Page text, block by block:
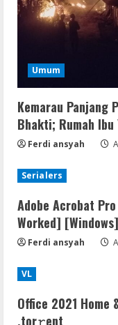
Umum
Kemarau Panjang
Bhakti; Rumah
Ferdi ansyah
Serialers
Adobe Acrobat
Worked]
Ferdi ansyah
VL
Office 2021 Home
.tоr𝚛еnt